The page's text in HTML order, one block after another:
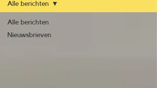
Alle berichten
Nieuwsbrieven
Alle berichten